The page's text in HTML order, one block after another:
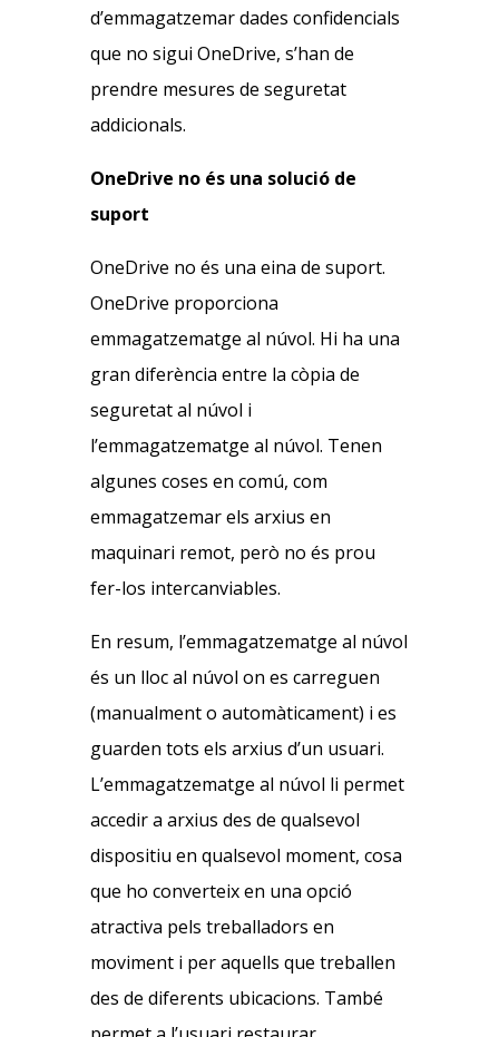
d’emmagatzemar dades confidencials
que no sigui OneDrive, s’han de
prendre mesures de seguretat
addicionals.
OneDrive no és una solució de
suport
OneDrive no és una eina de suport.
OneDrive proporciona
emmagatzematge al núvol. Hi ha una
gran diferència entre la còpia de
seguretat al núvol i
l’emmagatzematge al núvol. Tenen
algunes coses en comú, com
emmagatzemar els arxius en
maquinari remot, però no és prou
fer-los intercanviables.
En resum, l’emmagatzematge al núvol
és un lloc al núvol on es carreguen
(manualment o automàticament) i es
guarden tots els arxius d’un usuari.
L’emmagatzematge al núvol li permet
accedir a arxius des de qualsevol
dispositiu en qualsevol moment, cosa
que ho converteix en una opció
atractiva pels treballadors en
moviment i per aquells que treballen
des de diferents ubicacions. També